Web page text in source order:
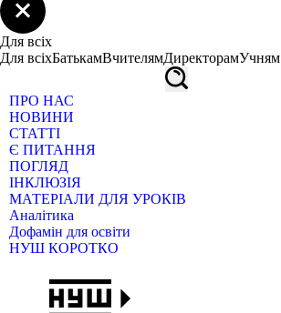
Для всіх
Для всіхБатькамВчителямДиректорамУчням
ПРО НАС
НОВИНИ
СТАТТІ
Є ПИТАННЯ
ПОГЛЯД
ІНКЛЮЗІЯ
МАТЕРІАЛИ ДЛЯ УРОКІВ
Аналітика
Дофамін для освіти
НУШ КОРОТКО